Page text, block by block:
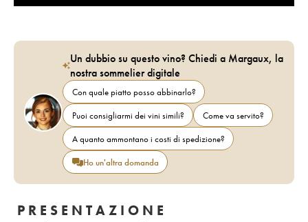
Un dubbio su questo vino? Chiedi a Margaux, la
nostra sommelier digitale
Con quale piatto posso abbinarlo?
Puoi consigliarmi dei vini simili?
Come va servito?
A quanto ammontano i costi di spedizione?
Ho un'altra domanda
PRESENTAZIONE